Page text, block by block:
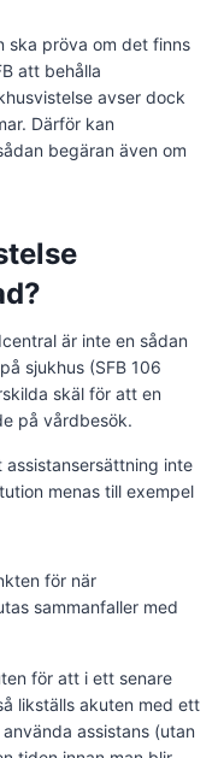
ska pröva om det finns
att behålla
avser dock
Därför kan
begäran även om
är inte en sådan
sjukhus (SFB 106
skäl för att en
på vårdbesök.
assistansersättning inte
menas till exempel
för när
sammanfaller med
för att i ett senare
likställs akuten med ett
assistans (utan